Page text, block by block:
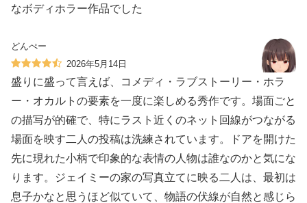
なボディホラー作品でした
どんぺー
2026年5月14日
盛りに盛って言えば、コメディ・ラブストーリー・ホラ
ー・オカルトの要素を一度に楽しめる秀作です。場面ごと
の描写が的確で、特にラスト近くのネット回線がつながる
場面を映す二人の投稿は洗練されています。ドアを開けた
先に現れた小柄で印象的な表情の人物は誰なのかと気にな
ります。ジェイミーの家の写真立てに映る二人は、最初は
息子かなと思うほど似ていて、物語の伏線が自然と感じら